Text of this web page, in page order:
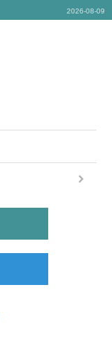
2026-08-09